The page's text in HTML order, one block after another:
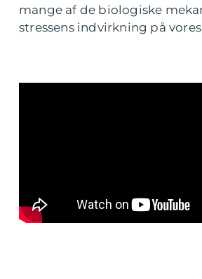
mange af de biologiske
stressens indvirkning på